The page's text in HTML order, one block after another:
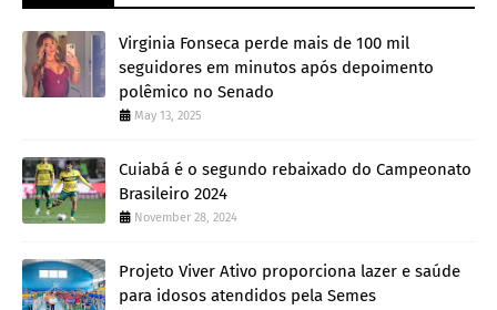
Virginia Fonseca perde mais de 100 mil
seguidores em minutos após depoimento
polêmico no Senado
May 13, 2025
Cuiabá é o segundo rebaixado do Campeonato
Brasileiro 2024
November 28, 2024
Projeto Viver Ativo proporciona lazer e saúde
para idosos atendidos pela Semes